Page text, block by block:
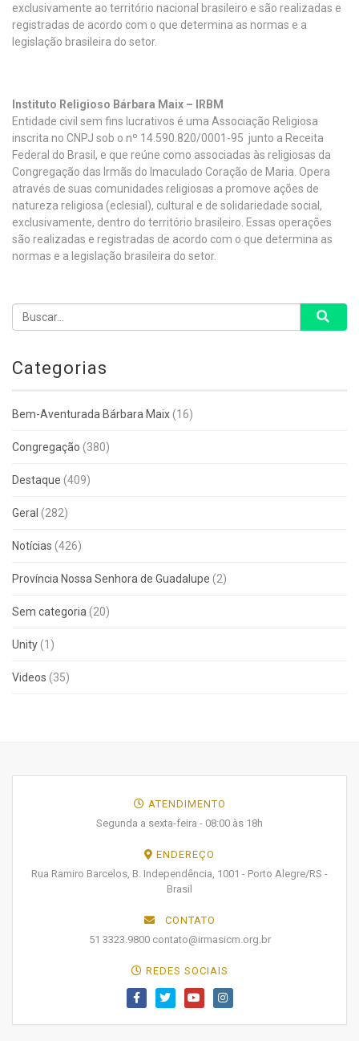
exclusivamente ao território nacional brasileiro e são realizadas e
registradas de acordo com o que determina as normas e a
legislação brasileira do setor.
Instituto Religioso Bárbara Maix – IRBM
Entidade civil sem fins lucrativos é uma Associação Religiosa
inscrita no CNPJ sob o nº 14.590.820/0001-95 junto a Receita
Federal do Brasil, e que reúne como associadas às religiosas da
Congregação das Irmãs do Imaculado Coração de Maria. Opera
através de suas comunidades religiosas a promove ações de
natureza religiosa (eclesial), cultural e de solidariedade social,
exclusivamente, dentro do território brasileiro. Essas operações
são realizadas e registradas de acordo com o que determina as
normas e a legislação brasileira do setor.
Categorias
Bem-Aventurada Bárbara Maix (16)
Congregação (380)
Destaque (409)
Geral (282)
Notícias (426)
Província Nossa Senhora de Guadalupe (2)
Sem categoria (20)
Unity (1)
Videos (35)
ATENDIMENTO
Segunda a sexta-feira - 08:00 às 18h
ENDEREÇO
Rua Ramiro Barcelos, B. Independência, 1001 - Porto Alegre/RS -
Brasil
CONTATO
51 3323.9800 contato@irmasicm.org.br
REDES SOCIAIS